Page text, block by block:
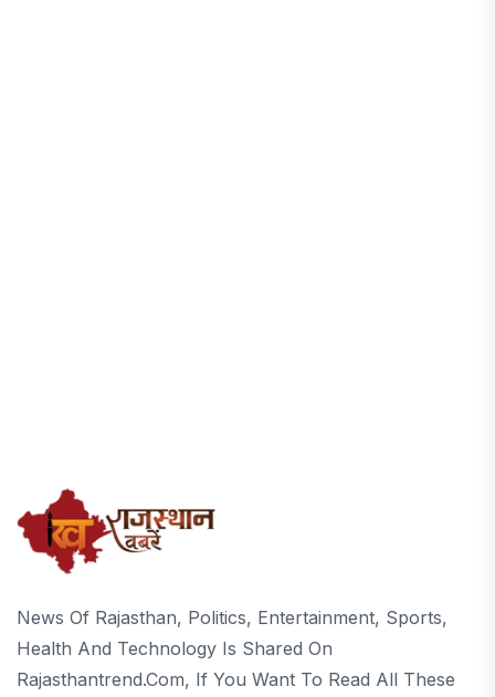
News Of Rajasthan, Politics, Entertainment, Sports,
Health And Technology Is Shared On
Rajasthantrend.com, If You Want To Read All These